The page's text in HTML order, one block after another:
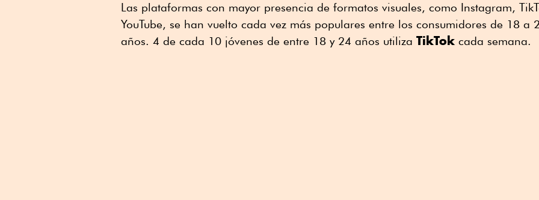
Las plataformas con mayor presencia de formatos visuales, como Instagram,
YouTube, se han vuelto cada vez más populares entre los consumidores de 18 a
años. 4 de cada 10 jóvenes de entre 18 y 24 años utiliza TikTok cada semana.